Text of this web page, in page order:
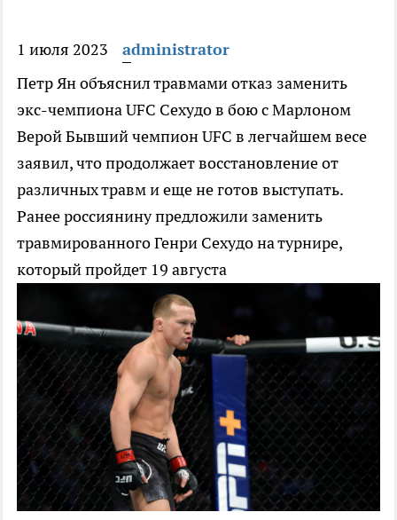
1 июля 2023
administrator
Петр Ян объяснил травмами отказ заменить
экс-чемпиона UFC Сехудо в бою с Марлоном
ВеройБывший чемпион UFC в легчайшем весе
заявил, что продолжает восстановление от
различных травм и еще не готов выступать.
Ранее россиянину предложили заменить
травмированного Генри Сехудо на турнире,
который пройдет 19 августа